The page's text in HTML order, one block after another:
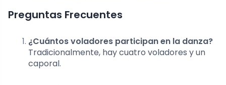
Preguntas Frecuentes
¿Cuántos voladores participan en la danza?
Tradicionalmente, hay cuatro voladores y un
caporal.